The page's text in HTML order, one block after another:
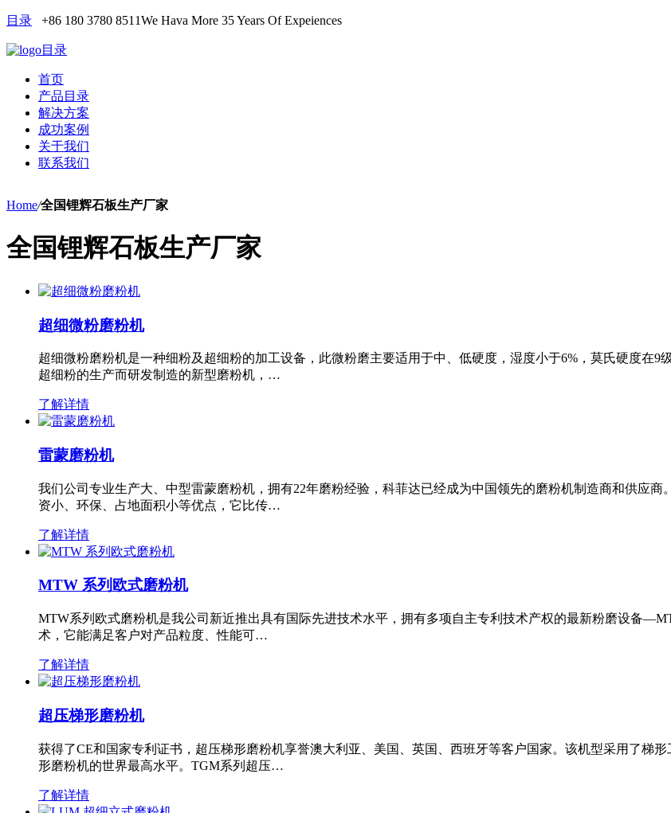
目录 +86 180 3780 8511We Hava More 35 Years Of Expeiences
目录
首页
产品目录
解决方案
成功案例
关于我们
联系我们
Home/全国锂辉石板生产厂家
全国锂辉石板生产厂家
超细微粉磨粉机
超细微粉磨粉机是一种细粉及超细粉的加工设备，此微粉磨主要适用于中、低硬度，湿度小于6%，莫氏硬度在
超细粉的生产而研发制造的新型磨粉机，…
了解详情
雷蒙磨粉机
我们公司专业生产大、中型雷蒙磨粉机，拥有22年磨粉经验，科菲达已经成为中国领先的磨粉机制造商和供应
资小、环保、占地面积小等优点，它比传…
了解详情
MTW 系列欧式磨粉机
MTW系列欧式磨粉机是我公司新近推出具有国际先进技术水平，拥有多项自主专利技术产权的最新粉磨设备
术，它能满足客户对产品粒度、性能可…
了解详情
超压梯形磨粉机
获得了CE和国家专利证书，超压梯形磨粉机享誉澳大利亚、美国、英国、西班牙等客户国家。该机型采用了梯
形磨粉机的世界最高水平。TGM系列超压…
了解详情